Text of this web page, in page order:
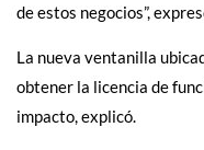
de estos negocios”,
La nueva ventanilla
obtener la licencia de
impacto, explicó.